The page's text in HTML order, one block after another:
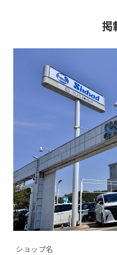
掲
ショップ名